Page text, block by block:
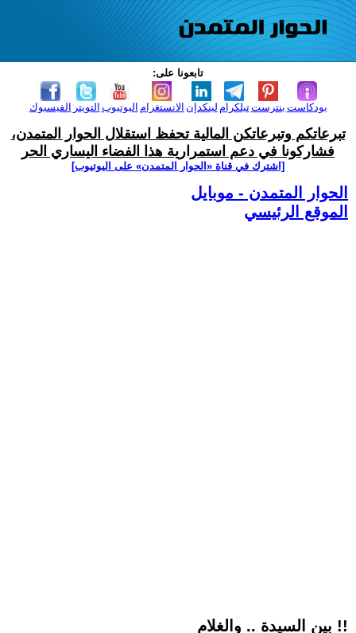
تابعونا على:
الفيسبوك التويتر اليوتيوب الانستغرام لينكدإن تيلكرامبنترست بودكاست
تبرعاتكم وتبرعاتكن المالية تحفظ استقلال الحوار المتمدن،
فشاركونا في دعم استمرارية هذا الفضاء اليساري الحر
[اشترك في قناة ‫«الحوار المتمدن» على اليوتيوب]
الحوار المتمدن - موبايل
الموقع الرئيسي
بين السيدة .. والغلام !!